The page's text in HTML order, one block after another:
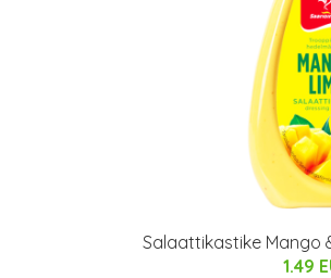
Salaattikastike Mango
1.49